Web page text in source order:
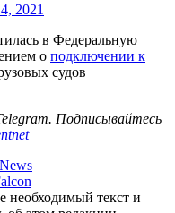
2021
в Федеральную
о подключении к
судов
Подписывайтесь
необходимый текст и